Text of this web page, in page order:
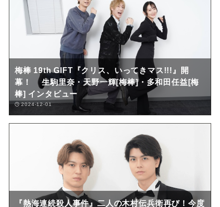
梅棒 19th GIFT『クリス、いってきマス!!!』開
幕！ 生駒里奈・天野一輝[梅棒]・多和田任益[梅
棒] インタビュー
2024-12-01
『熱海連続殺人事件』二人の木村伝兵衛再び！今度